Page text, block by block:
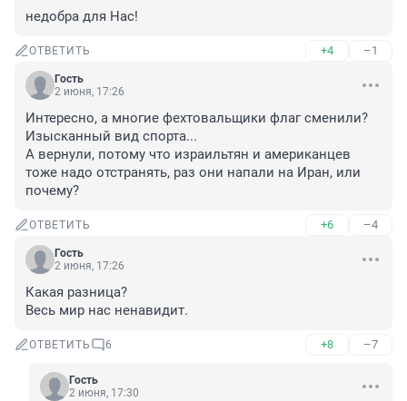
недобра для Нас!
ОТВЕТИТЬ +4 –1
Гость
2 июня, 17:26
Интересно, а многие фехтовальщики флаг сменили?
Изысканный вид спорта...
А вернули, потому что израильтян и американцев
тоже надо отстранять, раз они напали на Иран, или
почему?
ОТВЕТИТЬ +6 –4
Гость
2 июня, 17:26
Какая разница?
Весь мир нас ненавидит.
ОТВЕТИТЬ 6 +8 –7
Гость
2 июня, 17:30